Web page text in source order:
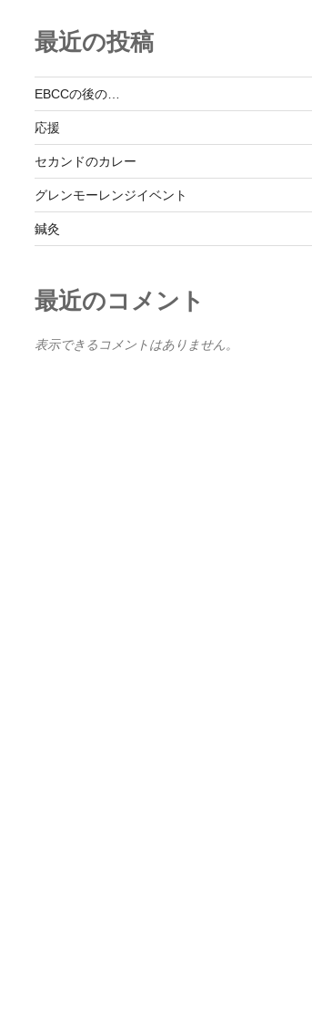
最近の投稿
EBCCの後の…
応援
セカンドのカレー
グレンモーレンジイベント
鍼灸
最近のコメント
表示できるコメントはありません。